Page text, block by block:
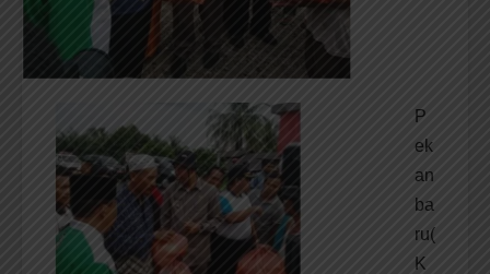
P
ek
an
ba
ru(
K